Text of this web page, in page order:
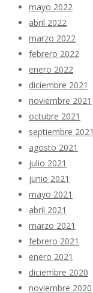
mayo 2022
abril 2022
marzo 2022
febrero 2022
enero 2022
diciembre 2021
noviembre 2021
octubre 2021
septiembre 2021
agosto 2021
julio 2021
junio 2021
mayo 2021
abril 2021
marzo 2021
febrero 2021
enero 2021
diciembre 2020
noviembre 2020